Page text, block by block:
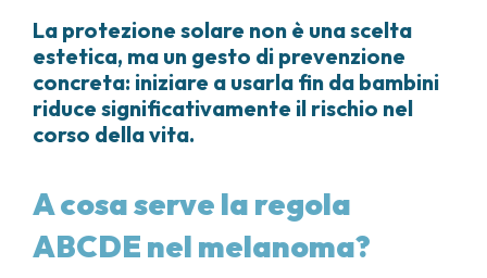
La protezione solare non è una scelta
estetica, ma un gesto di prevenzione
concreta: iniziare a usarla fin da bambini
riduce significativamente il rischio nel
corso della vita.
A cosa serve la regola
ABCDE nel melanoma?